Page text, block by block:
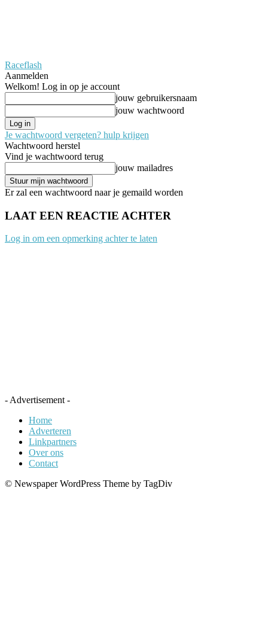
Raceflash
Aanmelden
Welkom! Log in op je account
jouw gebruikersnaam
jouw wachtwoord
Je wachtwoord vergeten? hulp krijgen
Wachtwoord herstel
Vind je wachtwoord terug
jouw mailadres
Er zal een wachtwoord naar je gemaild worden
LAAT EEN REACTIE ACHTER
Log in om een opmerking achter te laten
- Advertisement -
Home
Adverteren
Linkpartners
Over ons
Contact
© Newspaper WordPress Theme by TagDiv